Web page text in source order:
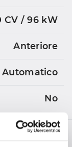
CV / 96 kW
Anteriore
Automatico
No